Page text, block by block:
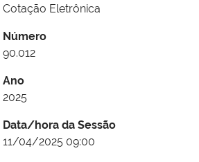
Cotação Eletrônica
Número
90.012
Ano
2025
Data/hora da Sessão
11/04/2025 09:00